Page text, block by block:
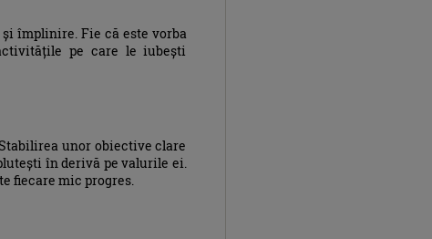
împlinire. Fie că este vorba
pe care le iubești
unor obiective clare
în derivă pe valurile ei.
fiecare mic progres.